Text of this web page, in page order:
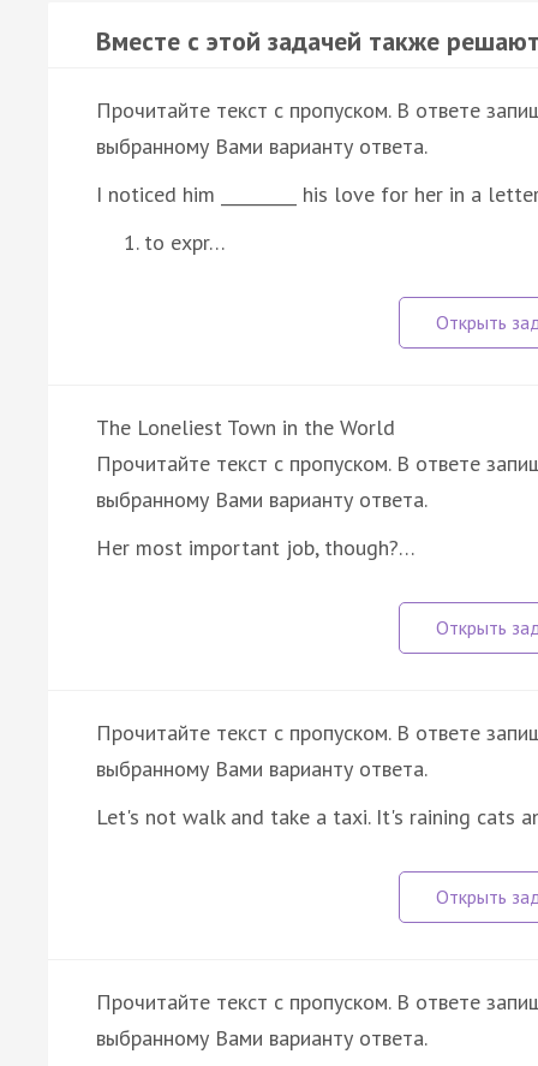
Вместе с этой задачей также
Прочитайте текст с пропуском. В ответе
выбранному Вами варианту ответа.
I noticed him _________ his love for her in a
to expr…
The Loneliest Town in the World
Прочитайте текст с пропуском. В ответе
выбранному Вами варианту ответа.
Her most important job, though?…
Прочитайте текст с пропуском. В ответе
выбранному Вами варианту ответа.
Let's not walk and take a taxi. It's raining cats
Прочитайте текст с пропуском. В ответе
выбранному Вами варианту ответа.